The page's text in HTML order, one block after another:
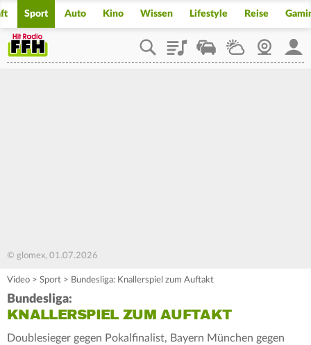
Sport Auto Kino Wissen Lifestyle Reise
PlaylistStaupilotWetterWebcam
© glomex, 01.07.2026
Video > Sport > Bundesliga: Knallerspiel zum Auftakt
Bundesliga:
KNALLERSPIEL ZUM AUFTAKT
Doublesieger gegen Pokalfinalist, Bayern München gegen